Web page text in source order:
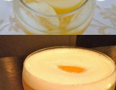
Tápérték információk
adagra vonatkozik!